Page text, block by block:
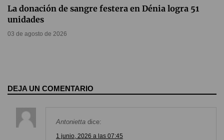
La donación de sangre festera en Dénia logra 51
unidades
03 de agosto de 2026
DEJA UN COMENTARIO
Antonietta dice:
1 junio, 2026 a las 07:45